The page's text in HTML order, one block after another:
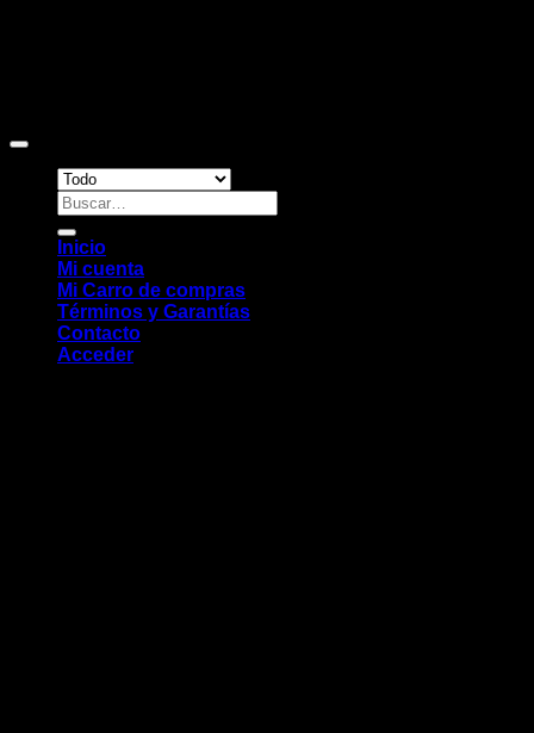
Buscar
por:
Inicio
Mi cuenta
Mi Carro de compras
Términos y Garantías
Contacto
Acceder